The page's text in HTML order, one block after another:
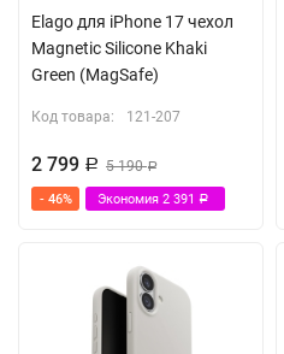
Elago для iPhone 17 чехол
Magnetic Silicone Khaki
Green (MagSafe)
Код товара: 121-207
2 799 Р 5 190Р
- 46% Экономия 2 391 Р